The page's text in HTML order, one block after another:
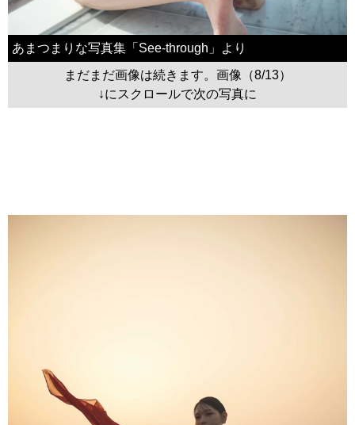
あまつまりな写真集「See-through」より
まだまだ画像は続きます。画像（8/13）
↓にスクロールで次の写真に